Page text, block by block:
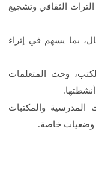
الثقافي وتشجيع
بما يسهم في إثراء
وحث المتعلمات
والمكتبات
وضعيات خاصة.